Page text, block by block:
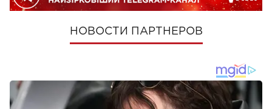
НОВОСТИ ПАРТНЕРОВ